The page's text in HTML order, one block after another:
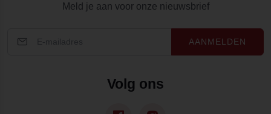
Meld je aan voor onze nieuwsbrief
AANMELDEN
Volg ons